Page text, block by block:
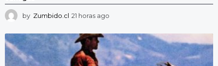
by Zumbido.cl 21 horas ago
h
r
a